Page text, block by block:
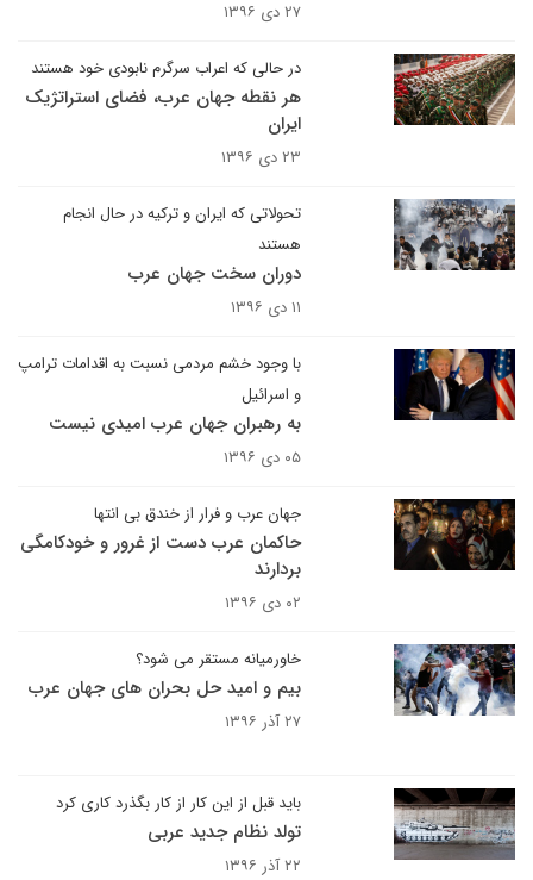
۲۷ دی ۱۳۹۶
در حالی که اعراب سرگرم نابودی خود هستند
هر نقطه جهان عرب، فضای استراتژیک
ایران
۲۳ دی ۱۳۹۶
تحولاتی که ایران و ترکیه در حال انجام
هستند
دوران سخت جهان عرب
۱۱ دی ۱۳۹۶
با وجود خشم مردمی نسبت به اقدامات ترامپ
و اسرائیل
به رهبران جهان عرب امیدی نیست
۰۵ دی ۱۳۹۶
جهان عرب و فرار از خندق بی انتها
حاکمان عرب دست از غرور و خودکامگی
بردارند
۰۲ دی ۱۳۹۶
خاورمیانه مستقر می شود؟
بیم و امید حل بحران های جهان عرب
۲۷ آذر ۱۳۹۶
باید قبل از این کار از کار بگذرد کاری کرد
تولد نظام جدید عربی
۲۲ آذر ۱۳۹۶